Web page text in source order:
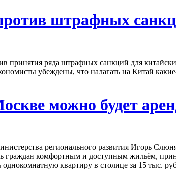
штрафных
ряда штрафных санкций для
убеждены, что налагать на Китай
можно будет
регионального развития Игорь
граждан комфортным и доступным жильём,
квартиру в столице за 15 тыс.